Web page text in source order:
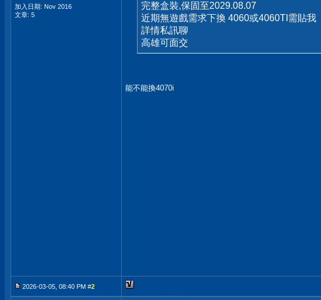
加入日期: Nov 2016
文章: 5
完整盒裝,保固至2029.08.07
近期無遊戲需求下換 4060或4060TI需貼我
詳情私訊聊
高雄可面交
能不能換4070i
2026-03-05, 08:40 PM #2